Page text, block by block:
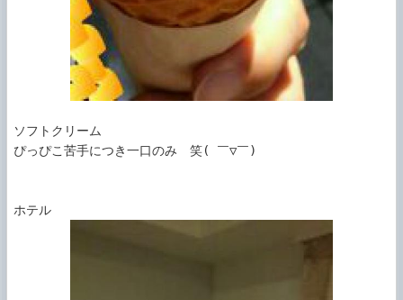
ソフトクリーム
ぴっぴこ苦手につき一口のみ　笑( ￣▽￣)